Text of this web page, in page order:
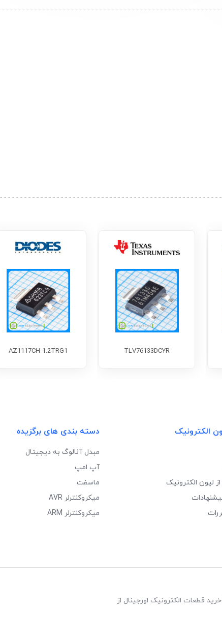
TLV76133DCYR
AZ1117CH-1.2TRG1
الکترونیک
لیون الکترونیک
دسته بندی های برگزیده
مبدل آنالوگ به دیجیتال
آپ امپ
ماسفت
میکروکنترلر AVR
میکروکنترلر ARM
قطعات الکترونیک اورجینال از